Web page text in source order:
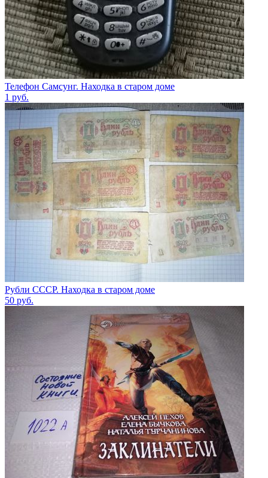
Телефон Самсунг. Находка в старом доме
1 руб.
Рубли СССР. Находка в старом доме
50 руб.